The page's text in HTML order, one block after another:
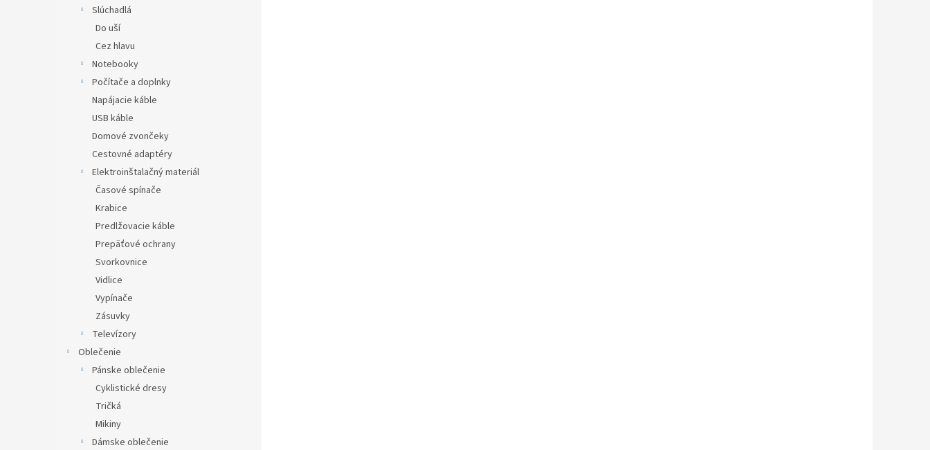
Slúchadlá
Do uší
Cez hlavu
Notebooky
Počítače a doplnky
Napájacie káble
USB káble
Domové zvončeky
Cestovné adaptéry
Elektroinštalačný materiál
Časové spínače
Krabice
Predlžovacie káble
Prepäťové ochrany
Svorkovnice
Vidlice
Vypínače
Zásuvky
Televízory
Oblečenie
Pánske oblečenie
Cyklistické dresy
Tričká
Mikiny
Dámske oblečenie